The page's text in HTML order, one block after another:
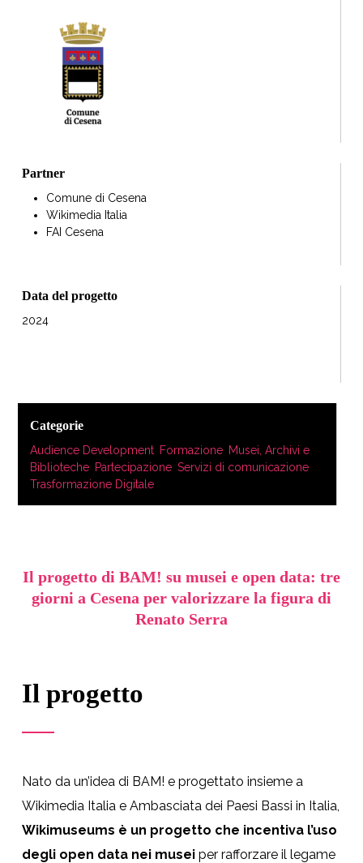
Partner
Comune di Cesena
Wikimedia Italia
FAI Cesena
Data del progetto
2024
Categorie
Audience Development, Formazione, Musei, Archivi e
Biblioteche, Partecipazione, Servizi di comunicazione,
Trasformazione Digitale
Il progetto di BAM! su musei e open data: tre
giorni a Cesena per valorizzare la figura di
Renato Serra
Il progetto
Nato da un’idea di BAM! e progettato insieme a
Wikimedia Italia e Ambasciata dei Paesi Bassi in Italia,
Wikimuseums è un progetto che incentiva l’uso
degli open data nei museiper rafforzare il legame